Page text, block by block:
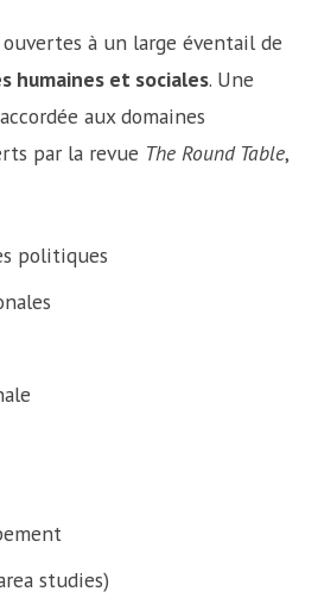
à un large éventail de
humaines et sociales. Une
aux domaines
par la revue The Round Table,
politiques
studies)